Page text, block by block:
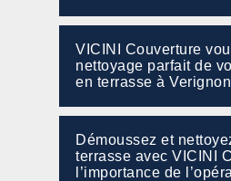
VICINI Couverture
nettoyage parfait de
en terrasse à Verignon
Démoussez et
terrasse avec VICINI
l’importance de